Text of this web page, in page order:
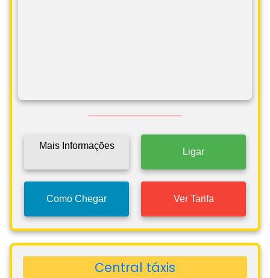
Mais Informações
Ligar
Como Chegar Ver Tarifa
Central táxis